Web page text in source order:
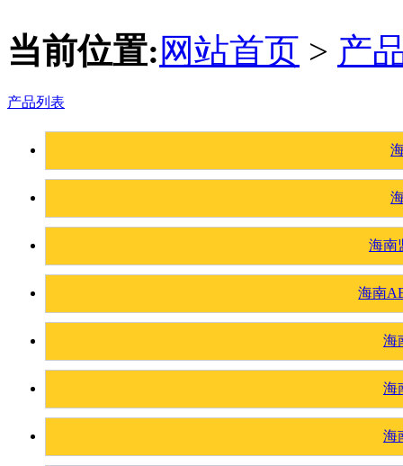
当前位置: 网站首页 > 产
产品列表
海南
海南
海
海
海